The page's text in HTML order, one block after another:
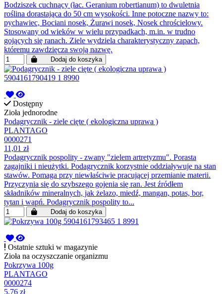
Bodziszek cuchnący (łac. Geranium robertianum) to dwuletnia
roślina dorastająca do 50 cm wysokości. Inne potoczne nazwy to:
pychawiec, Bociani nosek, Żurawi nosek, Nosek chrościelowy.
Stosowany od wieków w wielu przypadkach, m.in. w trudno
gojących się ranach. Ziele wydziela charakterystyczny zapach,
któremu zawdzięcza swoją nazwę.
Dodaj do koszyka
Dostępny
Zioła jednorodne
Podagrycznik - ziele cięte ( ekologiczna uprawa )
PLANTAGO
0000271
11,01 zł
Podagrycznik pospolity - zwany "zielem artretyzmu". Porasta
zagajniki i nieużytki. Podagrycznik korzystnie oddziaływuje na stan
stawów. Pomaga przy niewłaściwie pracującej przemianie materii.
Przyczynia się do szybszego gojenia się ran. Jest źródłem
składników mineralnych, jak żelazo, miedź, mangan, potas, bor,
tytan i wapń. Podagrycznik pospolity to...
Dodaj do koszyka
Ostatnie sztuki w magazynie
Zioła na oczyszczanie organizmu
Pokrzywa 100g
PLANTAGO
0000274
5,76 zł